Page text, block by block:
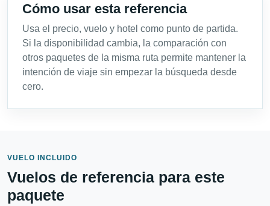
Cómo usar esta referencia
Usa el precio, vuelo y hotel como punto de partida.
Si la disponibilidad cambia, la comparación con
otros paquetes de la misma ruta permite mantener la
intención de viaje sin empezar la búsqueda desde
cero.
VUELO INCLUIDO
Vuelos de referencia para este
paquete